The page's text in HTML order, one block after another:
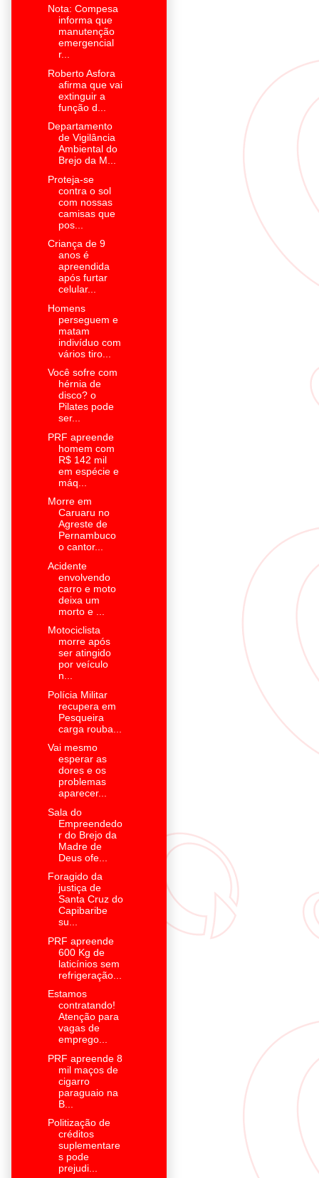
Nota: Compesa
informa que
manutenção
emergencial
r...
Roberto Asfora
afirma que vai
extinguir a
função d...
Departamento
de Vigilância
Ambiental do
Brejo da M...
Proteja-se
contra o sol
com nossas
camisas que
pos...
Criança de 9
anos é
apreendida
após furtar
celular...
Homens
perseguem e
matam
indivíduo com
vários tiro...
Você sofre com
hérnia de
disco? o
Pilates pode
ser...
PRF apreende
homem com
R$ 142 mil
em espécie e
máq...
Morre em
Caruaru no
Agreste de
Pernambuco
o cantor...
Acidente
envolvendo
carro e moto
deixa um
morto e ...
Motociclista
morre após
ser atingido
por veículo
n...
Polícia Militar
recupera em
Pesqueira
carga rouba...
Vai mesmo
esperar as
dores e os
problemas
aparecer...
Sala do
Empreendedo
r do Brejo da
Madre de
Deus ofe...
Foragido da
justiça de
Santa Cruz do
Capibaribe
su...
PRF apreende
600 Kg de
laticínios sem
refrigeração...
Estamos
contratando!
Atenção para
vagas de
emprego...
PRF apreende 8
mil maços de
cigarro
paraguaio na
B...
Politização de
créditos
suplementare
s pode
prejudi...